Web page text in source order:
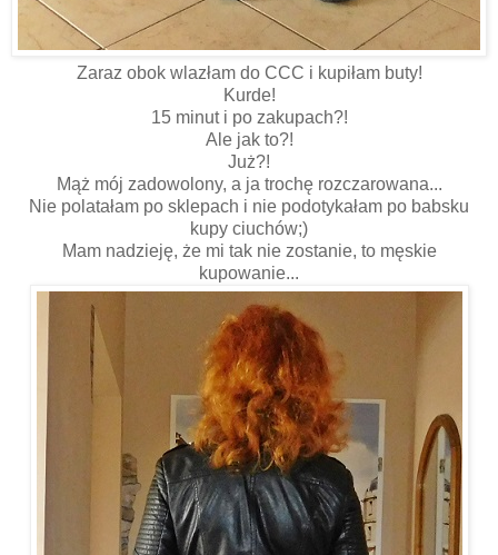
Zaraz obok wlazłam do CCC i kupiłam buty!
Kurde!
15 minut i po zakupach?!
Ale jak to?!
Już?!
Mąż mój zadowolony, a ja trochę rozczarowana...
Nie polatałam po sklepach i nie podotykałam po babsku
kupy ciuchów;)
Mam nadzieję, że mi tak nie zostanie, to męskie
kupowanie...